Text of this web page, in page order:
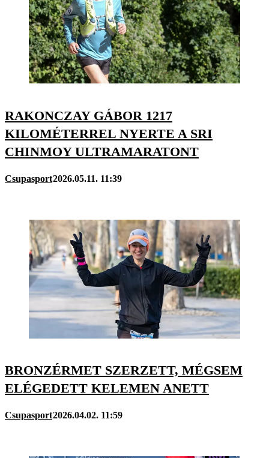
RAKONCZAY GÁBOR 1217
KILOMÉTERREL NYERTE A SRI
CHINMOY ULTRAMARATONT
Csupasport2026.05.11. 11:39
BRONZÉRMET SZERZETT, MÉGSEM
ELÉGEDETT KELEMEN ANETT
Csupasport2026.04.02. 11:59